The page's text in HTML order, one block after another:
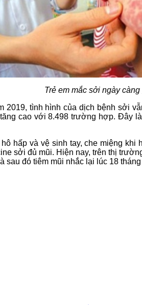
Trẻ em mắc sởi ngày
2019, tình hình của dịch bệnh sởi
cao với 8.498 trường hợp. Đây
hấp và vệ sinh tay, che miệng
sởi đủ mũi. Hiện nay, trên thị
sau đó tiêm mũi nhắc lại lúc 18 tháng